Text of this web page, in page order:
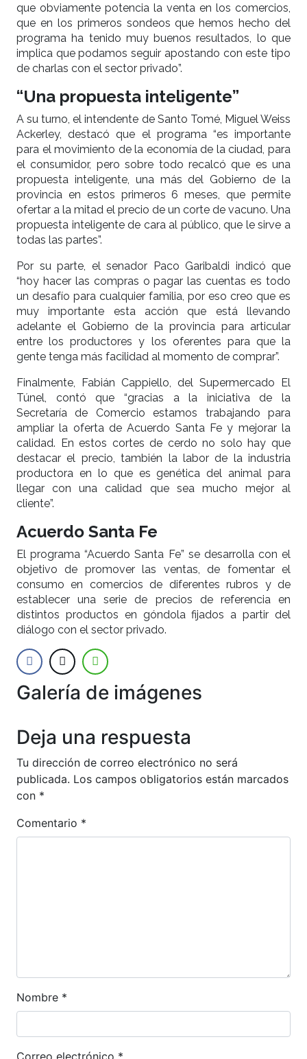
que obviamente potencia la venta en los comercios,
que en los primeros sondeos que hemos hecho del
programa ha tenido muy buenos resultados, lo que
implica que podamos seguir apostando con este tipo
de charlas con el sector privado”.
“Una propuesta inteligente”
A su turno, el intendente de Santo Tomé, Miguel Weiss
Ackerley, destacó que el programa “es importante
para el movimiento de la economía de la ciudad, para
el consumidor, pero sobre todo recalcó que es una
propuesta inteligente, una más del Gobierno de la
provincia en estos primeros 6 meses, que permite
ofertar a la mitad el precio de un corte de vacuno. Una
propuesta inteligente de cara al público, que le sirve a
todas las partes”.
Por su parte, el senador Paco Garibaldi indicó que
“hoy hacer las compras o pagar las cuentas es todo
un desafío para cualquier familia, por eso creo que es
muy importante esta acción que está llevando
adelante el Gobierno de la provincia para articular
entre los productores y los oferentes para que la
gente tenga más facilidad al momento de comprar”.
Finalmente, Fabián Cappiello, del Supermercado El
Túnel, contó que “gracias a la iniciativa de la
Secretaría de Comercio estamos trabajando para
ampliar la oferta de Acuerdo Santa Fe y mejorar la
calidad. En estos cortes de cerdo no solo hay que
destacar el precio, también la labor de la industria
productora en lo que es genética del animal para
llegar con una calidad que sea mucho mejor al
cliente”.
Acuerdo Santa Fe
El programa “Acuerdo Santa Fe” se desarrolla con el
objetivo de promover las ventas, de fomentar el
consumo en comercios de diferentes rubros y de
establecer una serie de precios de referencia en
distintos productos en góndola fijados a partir del
diálogo con el sector privado.
Galería de imágenes
Deja una respuesta
Tu dirección de correo electrónico no será
publicada. Los campos obligatorios están marcados
con *
Comentario *
Nombre *
Correo electrónico *